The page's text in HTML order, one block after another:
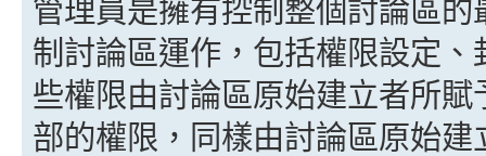
管理員是擁有控制整個討論區
制討論區運作，包括權限設定
些權限由討論區原始建立者所
部的權限，同樣由討論區原始建